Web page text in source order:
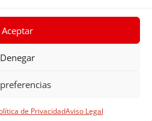
Aceptar
Denegar
de PrivacidadAviso Legal
| A WordPress theme by
Graphic
de privacidad